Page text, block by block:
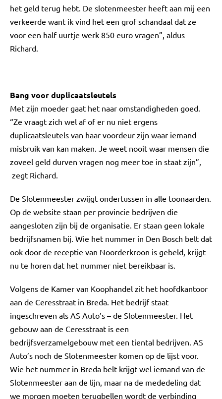
het geld terug hebt. De slotenmeester heeft aan mij een
verkeerde want ik vind het een grof schandaal dat ze
voor een half uurtje werk 850 euro vragen”, aldus
Richard.
Bang voor duplicaatsleutels
Met zijn moeder gaat het naar omstandigheden goed.
“Ze vraagt zich wel af of er nu niet ergens
duplicaatsleutels van haar voordeur zijn waar iemand
misbruik van kan maken. Je weet nooit waar mensen die
zoveel geld durven vragen nog meer toe in staat zijn”,
zegt Richard.
De Slotenmeester zwijgt ondertussen in alle toonaarden.
Op de website staan per provincie bedrijven die
aangesloten zijn bij de organisatie. Er staan geen lokale
bedrijfsnamen bij. Wie het nummer in Den Bosch belt dat
ook door de receptie van Noorderkroon is gebeld, krijgt
nu te horen dat het nummer niet bereikbaar is.
Volgens de Kamer van Koophandel zit het hoofdkantoor
aan de Ceresstraat in Breda. Het bedrijf staat
ingeschreven als AS Auto’s – de Slotenmeester. Het
gebouw aan de Ceresstraat is een
bedrijfsverzamelgebouw met een tiental bedrijven. AS
Auto’s noch de Slotenmeester komen op de lijst voor.
Wie het nummer in Breda belt krijgt wel iemand van de
Slotenmeester aan de lijn, maar na de mededeling dat
we morgen moeten terugbellen wordt de verbinding